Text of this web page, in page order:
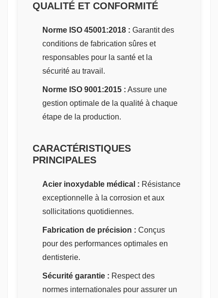
QUALITÉ ET CONFORMITÉ
Norme ISO 45001:2018 : Garantit des
conditions de fabrication sûres et
responsables pour la santé et la
sécurité au travail.
Norme ISO 9001:2015 : Assure une
gestion optimale de la qualité à chaque
étape de la production.
CARACTÉRISTIQUES
PRINCIPALES
Acier inoxydable médical : Résistance
exceptionnelle à la corrosion et aux
sollicitations quotidiennes.
Fabrication de précision : Conçus
pour des performances optimales en
dentisterie.
Sécurité garantie : Respect des
normes internationales pour assurer un